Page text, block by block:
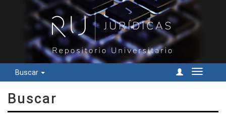
Buscar
Cambiar
Buscar